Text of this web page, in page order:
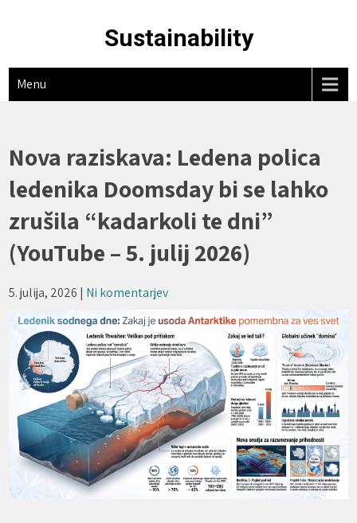
Sustainability
Menu
Nova raziskava: Ledena polica
ledenika Doomsday bi se lahko
zrušila “kadarkoli te dni”
(YouTube – 5. julij 2026)
5. julija, 2026 | Ni komentarjev